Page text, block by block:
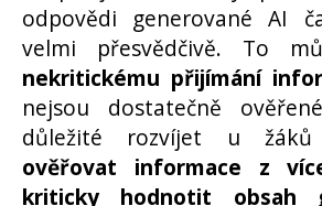
odpovědi generované AI
velmi přesvědčivě. To
nekritickému přijímání
nejsou dostatečně
důležité rozvíjet u žáků
ověřovat informace z
kriticky hodnotit obsah